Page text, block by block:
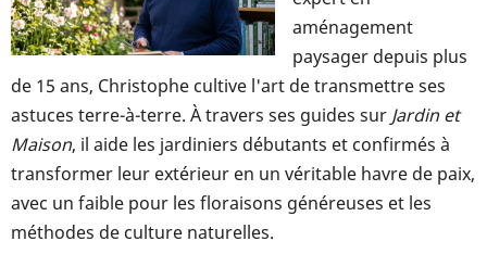
aménagement
paysager depuis plus
de 15 ans, Christophe cultive l'art de transmettre ses
astuces terre-à-terre. À travers ses guides sur Jardin et
Maison, il aide les jardiniers débutants et confirmés à
transformer leur extérieur en un véritable havre de paix,
avec un faible pour les floraisons généreuses et les
méthodes de culture naturelles.